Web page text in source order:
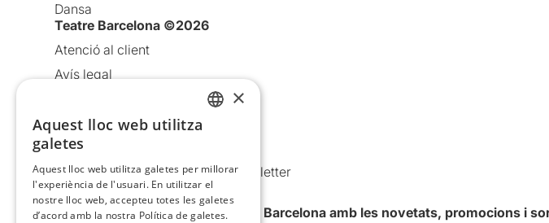
Dansa
Teatre Barcelona ©2026
Atenció al client
Avís legal
Política de cookies
Condicions d’ús
Comunicacions comercials i Newsletter
Anuncia’t
Vull rebre la newsletter de Teatre Barcelona amb les novetats, promocions i
×
Aquest lloc web utilitza
galetes
Aquest lloc web utilitza galetes per millorar
l'experiència de l'usuari. En utilitzar el
nostre lloc web, accepteu totes les galetes
d’acord amb la nostra Política de galetes.